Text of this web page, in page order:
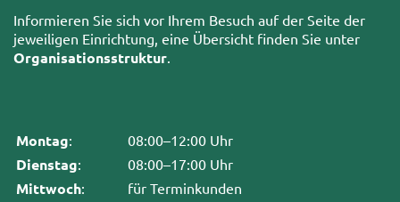
Informieren Sie sich vor Ihrem Besuch auf der Seite der
jeweiligen Einrichtung, eine Übersicht finden Sie unter
Organisationsstruktur
Montag: 08:00–12:00 Uhr
Dienstag: 08:00–17:00 Uhr
Mittwoch: für Terminkunden